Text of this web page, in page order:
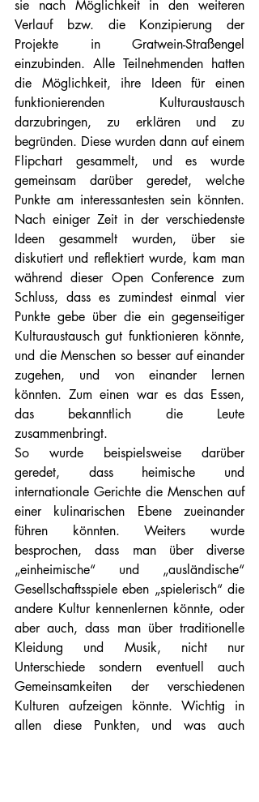
sie nach Möglichkeit in den weiteren
Verlauf bzw. die Konzipierung der
Projekte in Gratwein-Straßengel
einzubinden. Alle Teilnehmenden hatten
die Möglichkeit, ihre Ideen für einen
funktionierenden Kulturaustausch
darzubringen, zu erklären und zu
begründen. Diese wurden dann auf einem
Flipchart gesammelt, und es wurde
gemeinsam darüber geredet, welche
Punkte am interessantesten sein könnten.
Nach einiger Zeit in der verschiedenste
Ideen gesammelt wurden, über sie
diskutiert und reflektiert wurde, kam man
während dieser Open Conference zum
Schluss, dass es zumindest einmal vier
Punkte gebe über die ein gegenseitiger
Kulturaustausch gut funktionieren könnte,
und die Menschen so besser auf einander
zugehen, und von einander lernen
könnten. Zum einen war es das Essen,
das bekanntlich die Leute
zusammenbringt.
So wurde beispielsweise darüber
geredet, dass heimische und
internationale Gerichte die Menschen auf
einer kulinarischen Ebene zueinander
führen könnten. Weiters wurde
besprochen, dass man über diverse
„einheimische“ und „ausländische“
Gesellschaftsspiele eben „spielerisch“ die
andere Kultur kennenlernen könnte, oder
aber auch, dass man über traditionelle
Kleidung und Musik, nicht nur
Unterschiede sondern eventuell auch
Gemeinsamkeiten der verschiedenen
Kulturen aufzeigen könnte. Wichtig in
allen diese Punkten, und was auch